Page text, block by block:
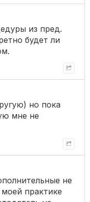
из пред.
будет ли
но пока
мне не
не
практике